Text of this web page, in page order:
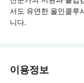
서도 유연한 올인클루
니다.
이용정보